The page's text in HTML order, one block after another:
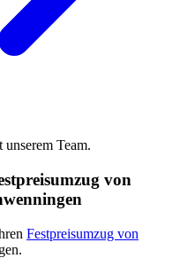
Team.
von
Festpreisumzug von